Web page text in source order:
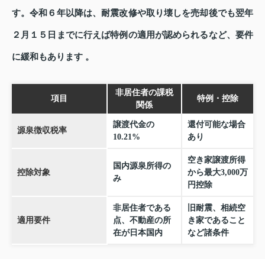
す。令和６年以降は、耐震改修や取り壊しを売却後でも翌年
２月１５日までに行えば特例の適用が認められるなど、要件
に緩和もあります 。
項目
非居住者の課税
関係
特例・控除
源泉徴収税率
譲渡代金の
10.21%
還付可能な場合
あり
控除対象
国内源泉所得の
み
空き家譲渡所得
から最大3,000万
円控除
適用要件
非居住者である
点、不動産の所
在が日本国内
旧耐震、相続空
き家であること
など諸条件